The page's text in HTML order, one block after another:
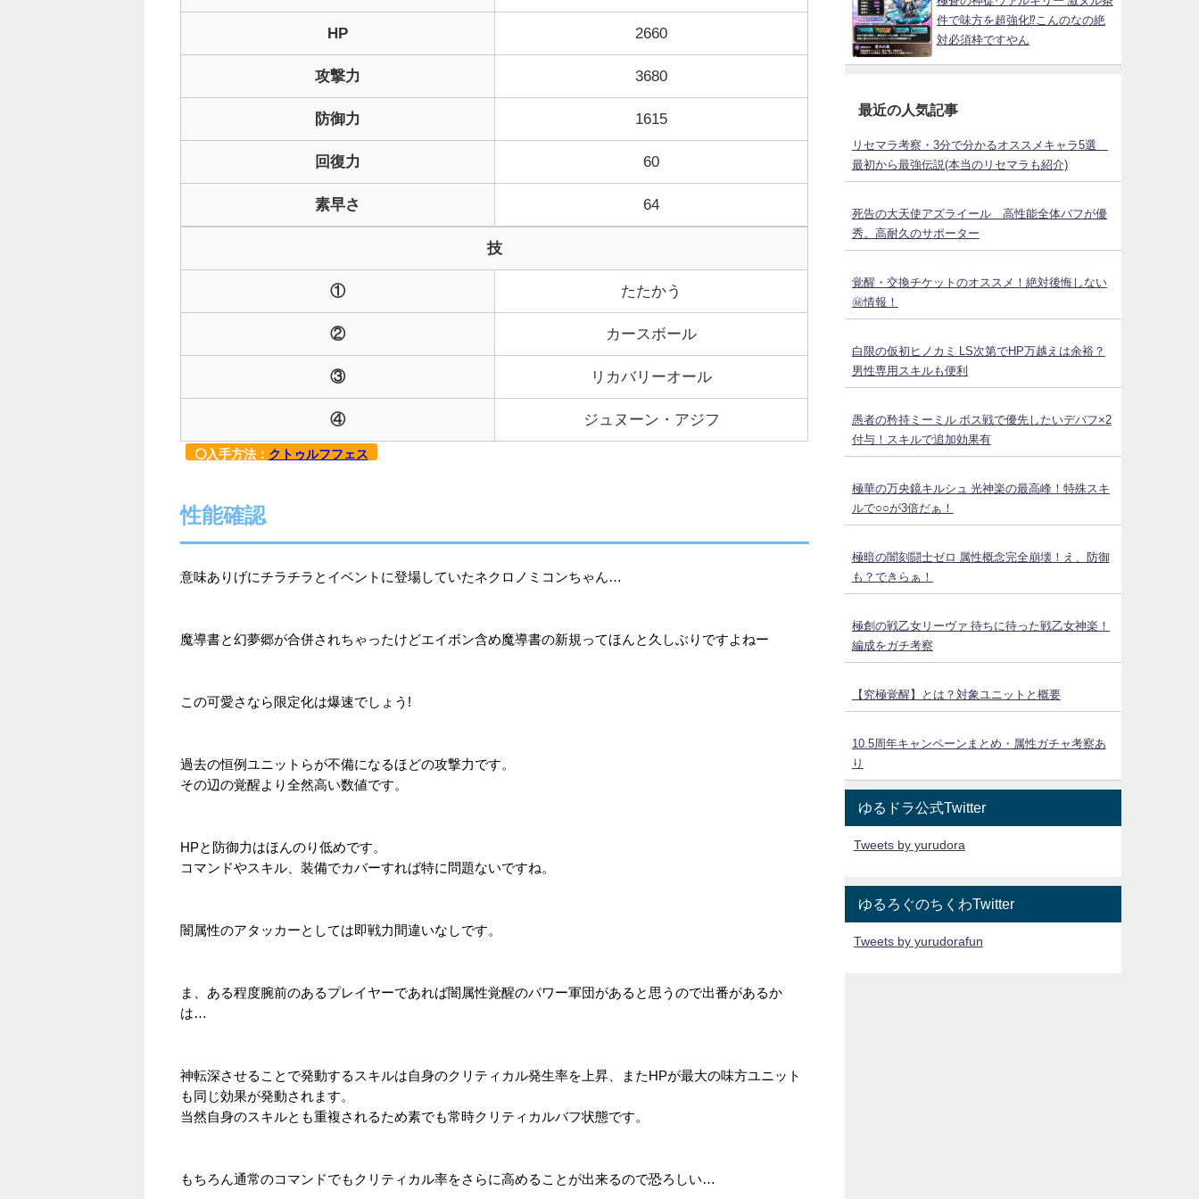
HP 2660
攻撃力 3680
防御力 1615
回復力 60
素早さ 64
技
① たたかう
② カースボール
③ リカバリーオール
④ ジュヌーン・アジフ
入手方法： クトゥルフフェス
性能確認
意味ありげにチラチラとイベントに登場していたネクロノミコンちゃん…
魔導書と幻夢郷が合併されちゃったけどエイボン含め魔導書の新規ってほんと久しぶりですよねー
この可愛さなら限定化は爆速でしょう!
過去の恒例ユニットらが不備になるほどの攻撃力です。
その辺の覚醒より全然高い数値です。
HPと防御力はほんのり低めです。
コマンドやスキル、装備でカバーすれば特に問題ないですね。
闇属性のアタッカーとしては即戦力間違いなしです。
ま、ある程度腕前のあるプレイヤーであれば闇属性覚醒のパワー軍団があると思うので出番があるか
は…
神転深させることで発動するスキルは自身のクリティカル発生率を上昇、またHPが最大の味方ユニット
も同じ効果が発動されます。
当然自身のスキルとも重複されるため素でも常時クリティカルバフ状態です。
もちろん通常のコマンドでもクリティカル率をさらに高めることが出来るので恐ろしい…
件で味方を超強化⁉こんのなの絶
対必須枠ですやん
最近の人気記事
リセマラ考察・3分で分かるオススメキャラ5選
最初から最強伝説(本当のリセマラも紹介)
死告の大天使アズライール 高性能全体バフが優
秀。高耐久のサポーター
覚醒・交換チケットのオススメ！絶対後悔しない
㊙情報！
白限の仮初ヒノカミ LS次第でHP万越えは余裕？
男性専用スキルも便利
愚者の矜持ミーミル ボス戦で優先したいデバフ×2
付与！スキルで追加効果有
極華の万央鏡キルシュ 光神楽の最高峰！特殊スキ
ルで○○が3倍だぁ！
極暗の闇刻闘士ゼロ 属性概念完全崩壊！え、防御
も？できらぁ！
極創の戦乙女リーヴァ 待ちに待った戦乙女神楽！
編成をガチ考察
【究極覚醒】とは？対象ユニットと概要
10.5周年キャンペーンまとめ・属性ガチャ考察あ
り
ゆるドラ公式Twitter
Tweets by yurudora
ゆるろぐのちくわTwitter
Tweets by yurudorafun